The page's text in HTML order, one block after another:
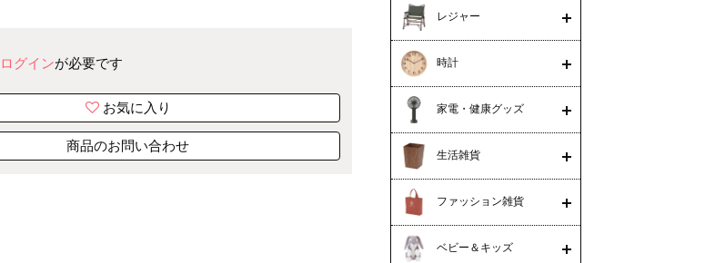
ログインが必要です
お気に入り
商品のお問い合わせ
レジャー
時計
家電・健康グッズ
生活雑貨
ファッション雑貨
ベビー＆キッズ